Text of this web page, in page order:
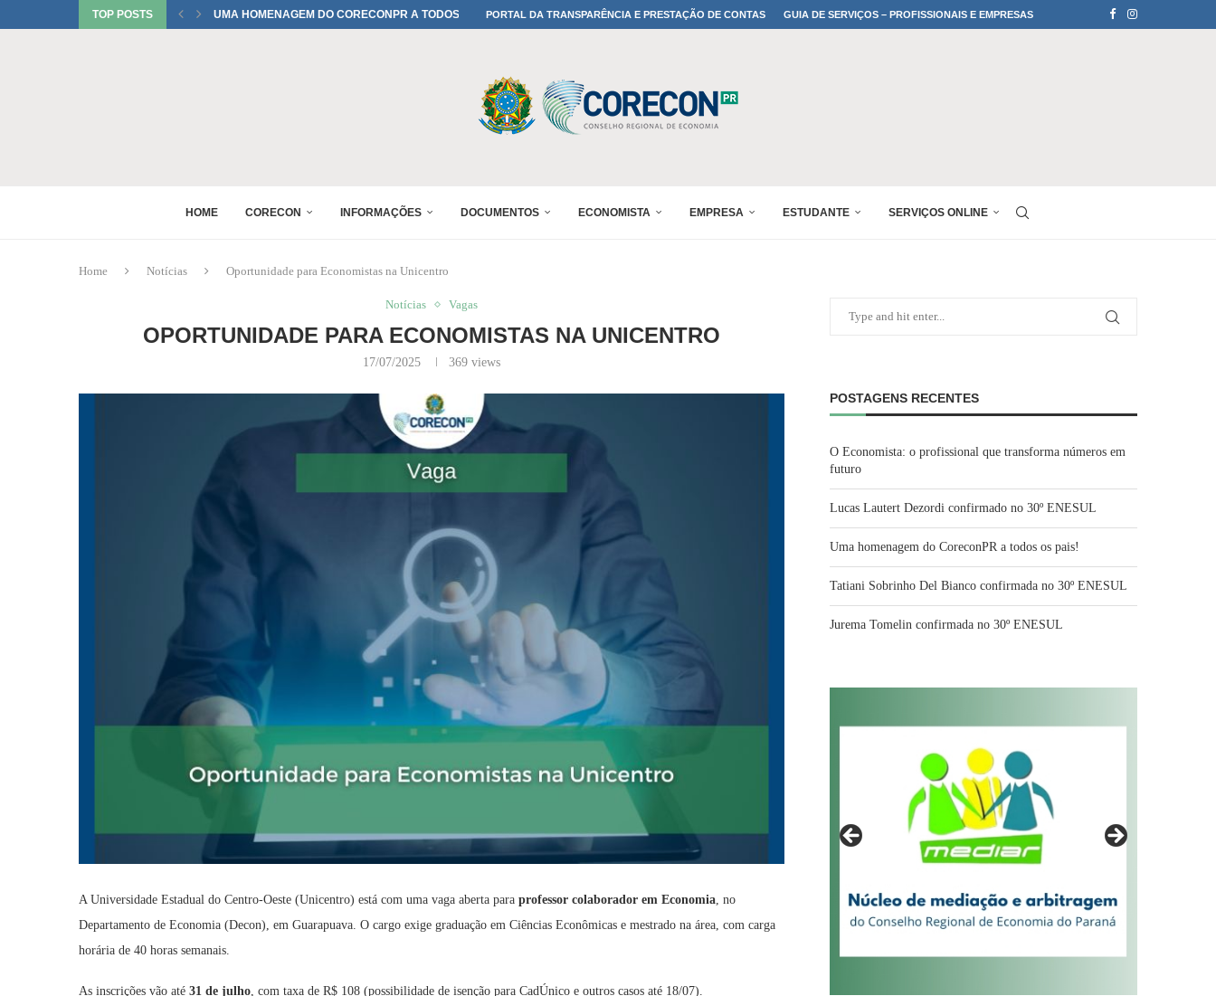
TOP POSTS UMA HOMENAGEM DO CORECONPR A TODOS OS PAIS!PORTAL DA TRANSPARÊNCIA E PRESTAÇÃO DE CONTAS GUIA DE SERVIÇOS – PROFISSIONAIS E EMPRESAS
HOME CORECON INFORMAÇÕES DOCUMENTOS ECONOMISTA EMPRESA ESTUDANTE SERVIÇOS ONLINE
Home Notícias Oportunidade para Economistas na Unicentro
Notícias Vagas
OPORTUNIDADE PARA ECONOMISTAS NA UNICENTRO
17/07/2025 369views
A Universidade Estadual do Centro-Oeste (Unicentro) está com uma vaga aberta para professor colaborador em Economia , no
Departamento de Economia (Decon), em Guarapuava. O cargo exige graduação em Ciências Econômicas e mestrado na área, com carga
horária de 40 horas semanais.
As inscrições vão até 31 de julho , com taxa de R$ 108 (possibilidade de isenção para CadÚnico e outros casos até 18/07).
POSTAGENS RECENTES
O Economista: o profissional que transforma números em
futuro
Lucas Lautert Dezordi confirmado no 30º ENESUL
Uma homenagem do CoreconPR a todos os pais!
Tatiani Sobrinho Del Bianco confirmada no 30º ENESUL
Jurema Tomelin confirmada no 30º ENESUL